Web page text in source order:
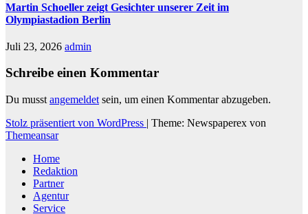
Martin Schoeller zeigt Gesichter unserer Zeit im
Olympiastadion Berlin
Juli 23, 2026 admin
Schreibe einen Kommentar
Du musst angemeldet sein, um einen Kommentar abzugeben.
Stolz präsentiert von WordPress | Theme: Newspaperex von
Themeansar
Home
Redaktion
Partner
Agentur
Service